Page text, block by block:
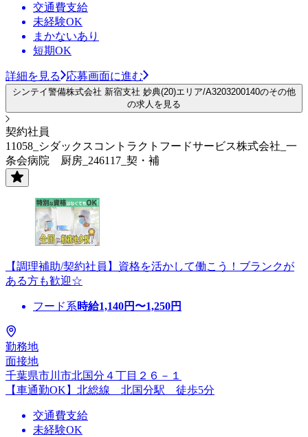
交通費支給
未経験OK
まかないあり
短期OK
詳細を見る 応募画面に進む
シンテイ警備株式会社 新宿支社 妙典(20)エリア/A3203200140のその他
の求人を見る
契約社員
11058_シダックスコントラクトフードサービス株式会社_一
条会病院 厨房_246117_契・補
【調理補助/契約社員】資格を活かして働こう！ブランクが
ある方も歓迎☆
フード系時給1,140円〜1,250円
勤務地
面接地
千葉県市川市北国分４丁目２６－１
【車通勤OK】北総線 北国分駅 徒歩5分
交通費支給
未経験OK